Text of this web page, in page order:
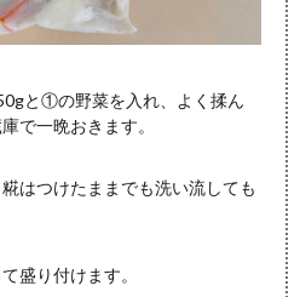
と①の野菜を入れ、よく揉ん
で一晩おきます。
はつけたままでも洗い流しても
盛り付けます。